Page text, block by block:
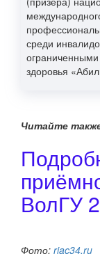
среди
здоровья
Читайте
ВолГУ
Фото: riac34.ru